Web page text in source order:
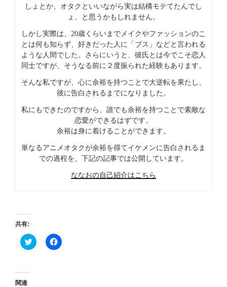
しょとか、オタクといいながら実は結構モテてたんでし
ょ、と思うかもしれません。
しかし実際は、20歳くらいまでメイクやファッションのこ
とは何も知らず、好きだった人に「ブス」などと言われる
ような人間でした。さらにいうと、彼氏とは今でこそ恋人
同士ですが、そうなる前に２度振られた経験もあります。
そんな私ですが、心に余裕を持つことで大逆転を果たし、
彼に告白されるまでになりました。
私にもできたのですから、誰でも余裕を持つことで素敵な
恋愛ができるはずです。
余裕は身に着けることができます。
単なるアニメオタクが余裕を得てイケメンに告白されるま
での過程を、下記の記事では公開しています。
ななおの自己紹介はこちら
共有:
ク
リ
F
a
関連